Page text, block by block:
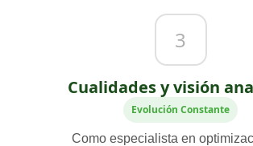
3
Cualidades y visión
Evolución Constante
Como especialista en